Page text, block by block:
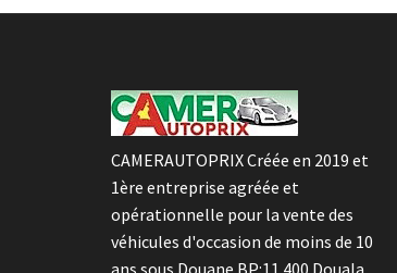
CAMERAUTOPRIX Créée en 2019 et
1ère entreprise agréée et
opérationnelle pour la vente des
véhicules d'occasion de moins de 10